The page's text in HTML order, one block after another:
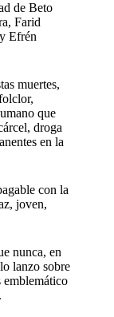
de Beto
Farid
Efrén
muertes,
que
droga
en la
con la
joven,
nunca, en
lanzo sobre
emblemático